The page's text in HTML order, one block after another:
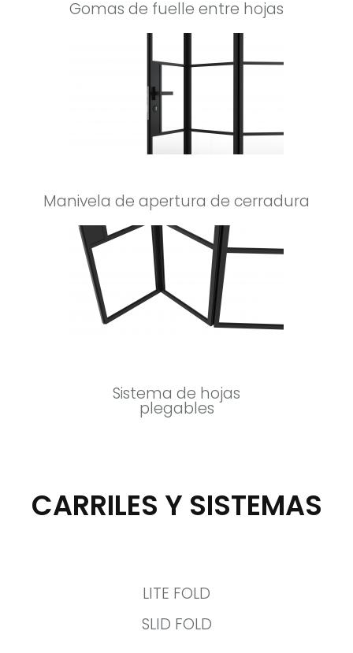
Gomas de fuelle entre hojas
Manivela de apertura de cerradura
Sistema de hojas
plegables
CARRILES Y SISTEMAS
LITE FOLD
SLID FOLD